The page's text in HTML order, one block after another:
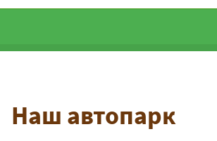
Наш автопарк